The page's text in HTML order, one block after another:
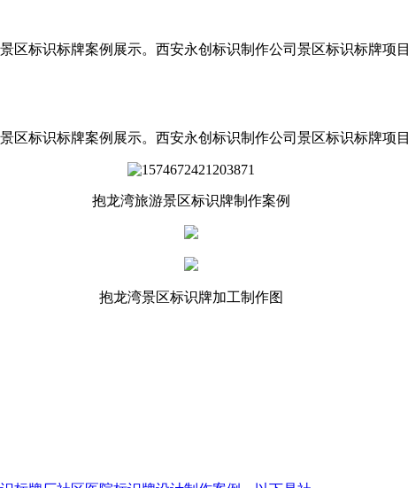
区标识标牌案例展示。西安永创标识制作公司景区标识标牌项
区标识标牌案例展示。西安永创标识制作公司景区标识标牌项目
抱龙湾旅游景区标识牌制作案例
抱龙湾景区标识牌加工制作图